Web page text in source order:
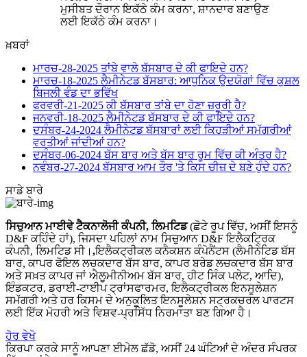
ਮੁਸੀਬਤ ਦੌਰਾਨ ਇਕੱਠੇ ਕੰਮ ਕਰਨਾ, ਸ਼ਾਨਦਾਰ ਬਣਾਉਣ
ਲਈ ਇਕੱਠੇ ਕੰਮ ਕਰਨਾ।
ਖ਼ਬਰਾਂ
ਮਾਰਚ-28-2025 ਤਾਂਬੇ ਵਾਲੇ ਬੱਸਬਾਰ ਦੇ ਕੀ ਫਾਇਦੇ ਹਨ?
ਮਾਰਚ-18-2025 ਲੈਮੀਨੇਟਡ ਬੱਸਬਾਰ: ਆਧੁਨਿਕ ਉਦਯੋਗਾਂ ਵਿੱਚ ਕੁਸ਼ਲ
ਬਿਜਲੀ ਵੰਡ ਦਾ ਭਵਿੱਖ
ਫਰਵਰੀ-21-2025 ਕੀ ਬੱਸਬਾਰ ਤਾਂਬੇ ਦਾ ਹੋਣਾ ਜ਼ਰੂਰੀ ਹੈ?
ਜਨਵਰੀ-18-2025 ਲੈਮੀਨੇਟਡ ਬੱਸਬਾਰ ਦੇ ਕੀ ਫਾਇਦੇ ਹਨ?
ਦਸੰਬਰ-24-2024 ਲੈਮੀਨੇਟਡ ਬੱਸਬਾਰਾਂ ਲਈ ਕਿਹੜੀਆਂ ਸਮੱਗਰੀਆਂ
ਵਰਤੀਆਂ ਜਾਂਦੀਆਂ ਹਨ?
ਦਸੰਬਰ-06-2024 ਬੱਸ ਬਾਰ ਅਤੇ ਬੱਸ ਬਾਰ ਰੂਮ ਵਿੱਚ ਕੀ ਅੰਤਰ ਹੈ?
ਨਵੰਬਰ-27-2024 ਬੱਸਬਾਰ ਆਮ ਤੌਰ 'ਤੇ ਕਿਸ ਚੀਜ਼ ਦੇ ਬਣੇ ਹੁੰਦੇ ਹਨ?
ਸਾਡੇ ਬਾਰੇ
ਸਿਚੁਆਨ ਮਾਈਵੇ ਟੈਕਨਾਲੋਜੀ ਕੰਪਨੀ, ਲਿਮਟਿਡ (ਛੋਟੇ ਰੂਪ ਵਿੱਚ, ਅਸੀਂ ਇਸਨੂੰ
D&F ਕਹਿੰਦੇ ਹਾਂ), ਜਿਸਦਾ ਪਹਿਲਾਂ ਨਾਮ ਸਿਚੁਆਨ D&F ਇਲੈਕਟ੍ਰਿਕ
ਕੰਪਨੀ, ਲਿਮਟਿਡ ਸੀ। ,ਇਲੈਕਟ੍ਰੀਕਲ ਕਨੈਕਸ਼ਨ ਕੰਪੋਨੈਂਟਸ (ਲੈਮੀਨੇਟਿਡ ਬੱਸ
ਬਾਰ, ਕਾਪਰ ਫੋਇਲ ਲਚਕਦਾਰ ਬੱਸ ਬਾਰ, ਕਾਪਰ ਬਰੇਡ ਲਚਕਦਾਰ ਬੱਸ ਬਾਰ
ਅਤੇ ਸਖ਼ਤ ਕਾਪਰ ਜਾਂ ਐਲੂਮੀਨੀਅਮ ਬੱਸ ਬਾਰ, ਹੀਟ ​​ਸਿੰਕ ਪਲੇਟ, ਆਦਿ),
ਇੰਡਕਟਰ, ਡਰਾਈ-ਟਾਈਪ ਟ੍ਰਾਂਸਫਾਰਮਰ, ਇਲੈਕਟ੍ਰੀਕਲ ਇਨਸੂਲੇਸ਼ਨ
ਸਮੱਗਰੀ ਅਤੇ ਹਰ ਕਿਸਮ ਦੇ ਅਨੁਕੂਲਿਤ ਇਨਸੂਲੇਸ਼ਨ ਸਟ੍ਰਕਚਰਲ ਪਾਰਟਸ
ਲਈ ਇੱਕ ਮੋਹਰੀ ਅਤੇ ਵਿਸ਼ਵ-ਪ੍ਰਸਿੱਧ ਨਿਰਮਾਤਾ ਬਣ ਗਿਆ ਹੈ।
ਹੋਰ ਵੇਖੋ
ਕਿਰਪਾ ਕਰਕੇ ਸਾਨੂੰ ਆਪਣਾ ਈਮੇਲ ਛੱਡੋ, ਅਸੀਂ 24 ਘੰਟਿਆਂ ਦੇ ਅੰਦਰ ਸੰਪਰਕ